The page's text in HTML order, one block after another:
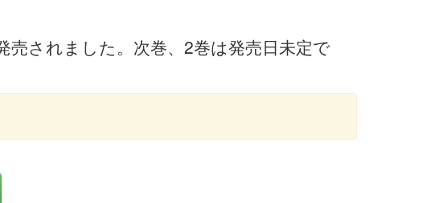
されました。次巻、2巻は発売日未定で